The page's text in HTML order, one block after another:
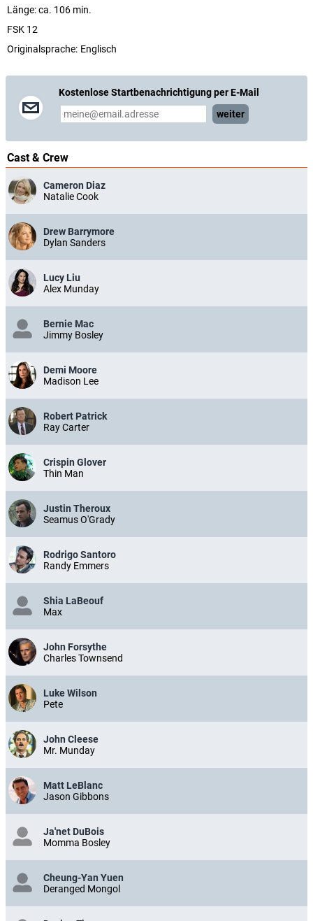
Länge: ca. 106 min.
FSK 12
Originalsprache: Englisch
Kostenlose Startbenachrichtigung per E-Mail
weiter
Cast & Crew
Cameron Diaz
Natalie Cook
Drew Barrymore
Dylan Sanders
Lucy Liu
Alex Munday
Bernie Mac
Jimmy Bosley
Demi Moore
Madison Lee
Robert Patrick
Ray Carter
Crispin Glover
Thin Man
Justin Theroux
Seamus O'Grady
Rodrigo Santoro
Randy Emmers
Shia LaBeouf
Max
John Forsythe
Charles Townsend
Luke Wilson
Pete
John Cleese
Mr. Munday
Matt LeBlanc
Jason Gibbons
Ja'net DuBois
Momma Bosley
Cheung-Yan Yuen
Deranged Mongol